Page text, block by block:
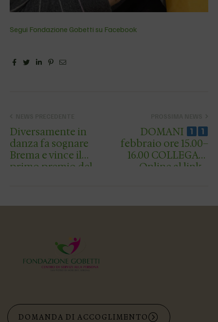
Segui Fondazione Gobetti su Facebook
FacebookTwitterLinkedinPinterest
Email
Diversamente in
danza fa sognare
Brema e vince il
primo premio del
DOMANI
febbraio ore 15.00–
16.00 COLLEGATI
Online al link…
DOMANDA DI ACCOGLIMENTO